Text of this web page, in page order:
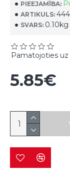
PIEEJAMĪBA:
ARTIKULS:
SVARS: 0.10kg
Pamatojoties
5.85€